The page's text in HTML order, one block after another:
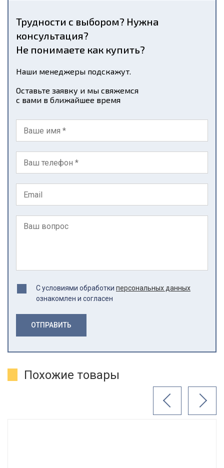
Трудности с выбором? Нужна
консультация?
Не понимаете как купить?
Наши менеджеры подскажут.
Оставьте заявку и мы свяжемся
с вами в ближайшее время
С условиями обработки персональных данных
ознакомлен и согласен
ОТПРАВИТЬ
Похожие товары